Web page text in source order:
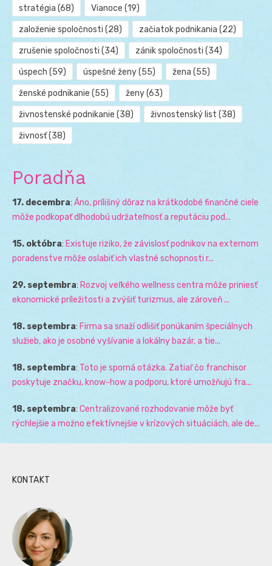
stratégia (68) Vianoce (19)
založenie spoločnosti (28) začiatok podnikania (22)
zrušenie spoločnosti (34) zánik spoločnosti (34)
úspech (59) úspešné ženy(55) žena (55)
ženské podnikanie (55) ženy(63)
živnostenské podnikanie (38) živnostenský list (38)
živnosť(38)
Poradňa
17. decembra: Áno, prílišný dôraz na krátkodobé finančné ciele
môže podkopať dlhodobú udržateľnosť a reputáciu pod...
15. októbra: Existuje riziko, že závislosť podnikov na externom
poradenstve môže oslabiť ich vlastné schopnosti r...
29. septembra: Rozvoj veľkého wellness centra môže priniesť
ekonomické príležitosti a zvýšiť turizmus, ale zároveň ...
18. septembra: Firma sa snaží odlišiť ponúkaním špeciálnych
služieb, ako je osobné vyšívanie a lokálny bazár, a tie...
18. septembra: Toto je sporná otázka. Zatiaľ čo franchisor
poskytuje značku, know-how a podporu, ktoré umožňujú fra...
18. septembra: Centralizované rozhodovanie môže byť
rýchlejšie a možno efektívnejšie v krízových situáciách, ale de...
KONTAKT